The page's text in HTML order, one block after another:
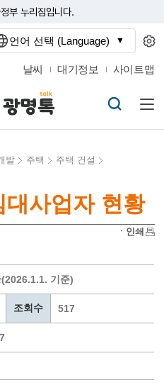
부 누리집입니다.
날씨 대기정보 사이트맵
발 주택
주택 건설
대사업자 현황
ㆍ인쇄
기준)
조회수 517
언어 선택 (Language)